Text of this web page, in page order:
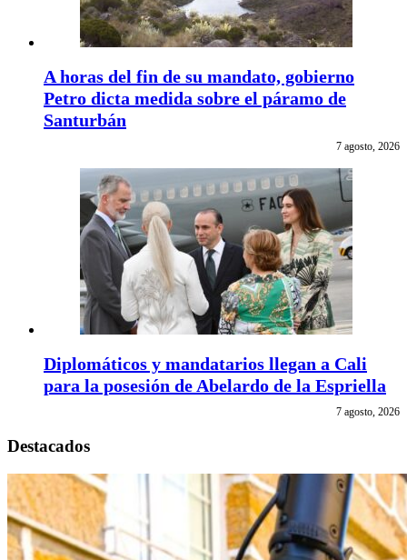
A horas del fin de su mandato, gobierno
Petro dicta medida sobre el páramo de
Santurbán
7 agosto, 2026
Diplomáticos y mandatarios llegan a Cali
para la posesión de Abelardo de la Espriella
7 agosto, 2026
Destacados